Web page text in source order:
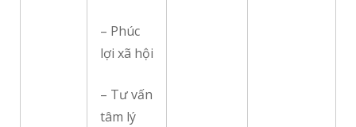
– Phúc
lợi xã hội
– Tư vấn
tâm lý